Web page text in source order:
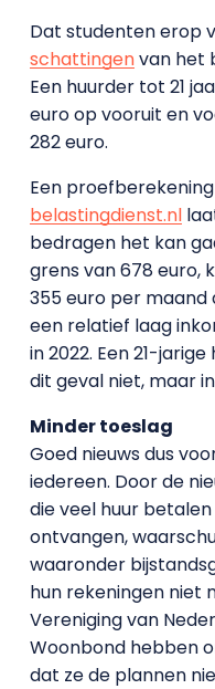
Dat studenten erop
schattingenvan het
Een huurder tot 21
euro op vooruit en
282 euro.
Een
belastingdienst.nl
bedragen het kan
grens van 678 euro,
355 euro per maand
een relatief laag
in 2022. Een 21-
dit geval niet, maar
Minder toeslag
Goed nieuws dus
iedereen. Door de
die veel huur
ontvangen,
waaronder
hun rekeningen niet
Vereniging van
Woonbond hebben
dat ze de plannen